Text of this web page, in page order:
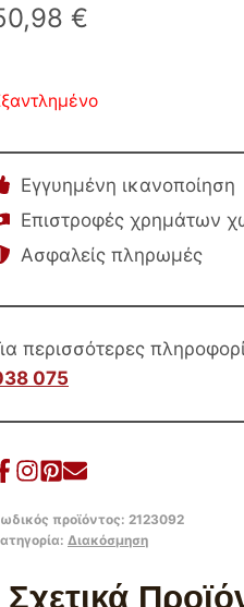
€
Εγγυημένη ικανοποίηση
Επιστροφές χρημάτων
Ασφαλείς πληρωμές
περισσότερες
075
προϊόντος: 2123092
Διακόσμηση
Σχετικά